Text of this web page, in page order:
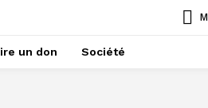
un don Société